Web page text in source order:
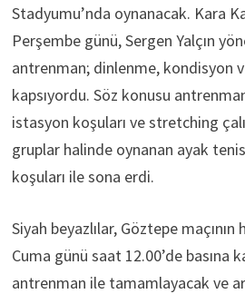
Stadyumu’nda oynanacak. Kara
Perşembe günü, Sergen Yalçın
antrenman; dinlenme, kondisyon
kapsıyordu. Söz konusu
istasyon koşuları ve stretching
gruplar halinde oynanan ayak
koşuları ile sona erdi.
Siyah beyazlılar, Göztepe maçının
Cuma günü saat 12.00’de basına
antrenman ile tamamlayacak ve